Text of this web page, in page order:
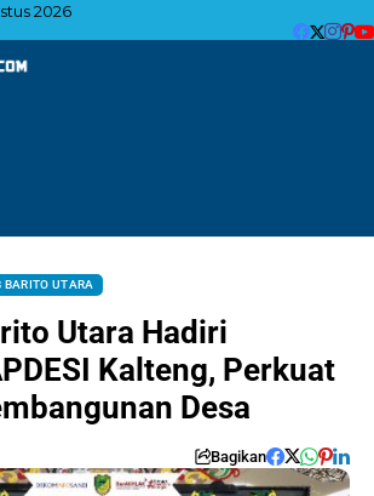
2026
BARITO UTARA
Utara Hadiri
Kalteng, Perkuat
Desa
Bagikan